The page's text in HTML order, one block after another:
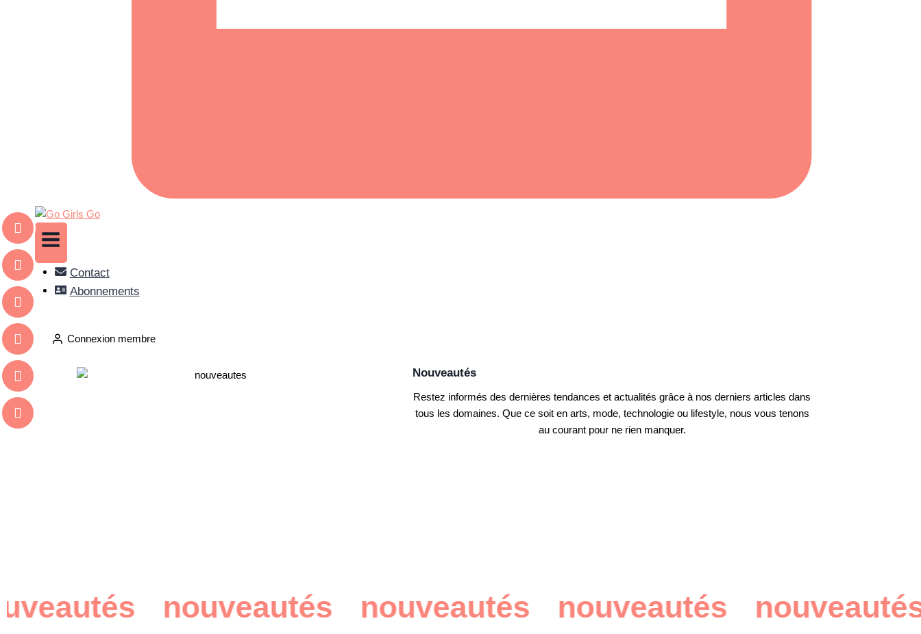
Contact
Abonnements
Connexion membre
Nouveautés
Restez informés des dernières tendances et actualités grâce à nos derniers articles dans
tous les domaines. Que ce soit en arts, mode, technologie ou lifestyle, nous vous tenons
au courant pour ne rien manquer.
nouveautés nouveautés nouveautés nouveautés